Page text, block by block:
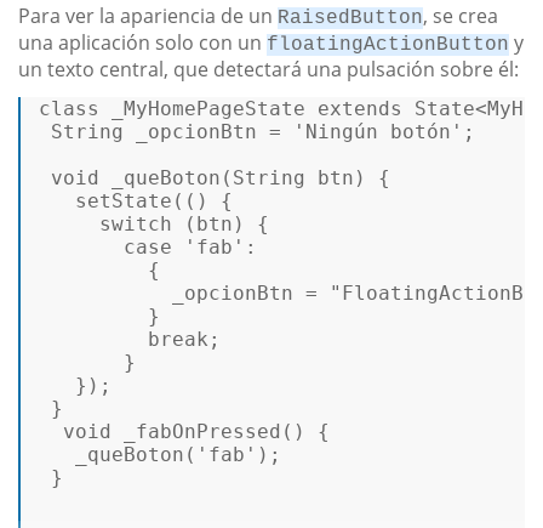
Para ver la apariencia de un RaisedButton, se crea
una aplicación solo con un floatingActionButton y
un texto central, que detectará una pulsación sobre él:
class _MyHomePageState extends State<
String
_opcionBtn = 'Ningún botón' ;
void
_queBoton ( String btn ) {
setState (() {
switch (btn) {
case
'fab' :
{
_opcionBtn =
}
break ;
}
});
}
void
_fabOnPressed ( ) {
_queBoton ( 'fab' );
}